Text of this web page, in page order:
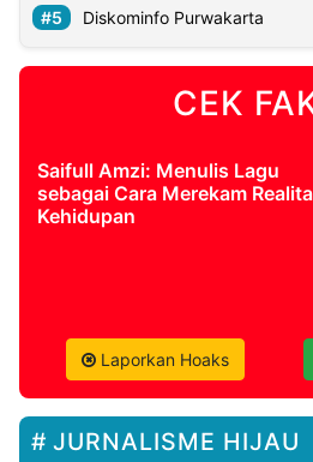
Diskominfo Purwakarta
CEK
Saifull Amzi: Menulis Lagu
sebagai Cara Merekam
Kehidupan
Laporkan Hoaks
JURNALISME HIJAU